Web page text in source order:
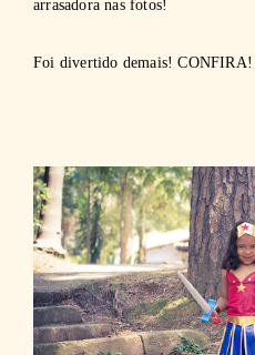
arrasadora nas fotos!
Foi divertido demais! CONFIRA!